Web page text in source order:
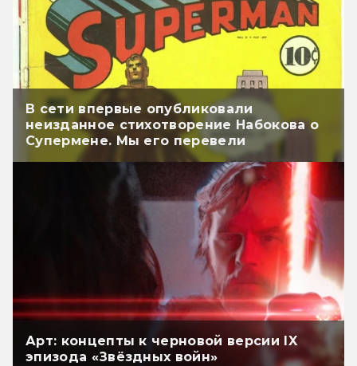
В сети впервые опубликовали
неизданное стихотворение Набокова о
Супермене. Мы его перевели
Арт: концепты к черновой версии IX
эпизода «Звёздных войн»